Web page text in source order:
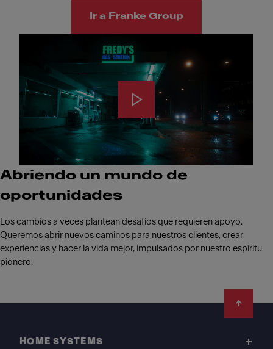
Ir a Franke Group
Abriendo un mundo de
oportunidades
Los cambios a veces plantean desafíos que requieren apoyo.
Queremos abrir nuevos caminos para nuestros clientes, crear
experiencias y hacer la vida mejor, impulsados por nuestro espíritu
pionero.
HOME SYSTEMS